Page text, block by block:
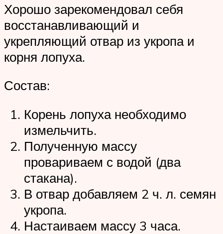
Хорошо зарекомендовал себя
восстанавливающий и
укрепляющий отвар из укропа и
корня лопуха.
Состав:
Корень лопуха необходимо
измельчить.
Полученную массу
провариваем с водой (два
стакана).
В отвар добавляем 2 ч. л. семян
укропа.
Настаиваем массу 3 часа.